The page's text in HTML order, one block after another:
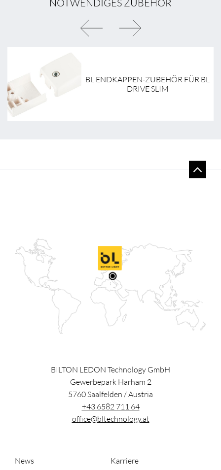
NOTWENDIGES ZUBEHÖR
BL ENDKAPPEN-ZUBEHÖR FÜR BL
DRIVE SLIM
BILTON LEDON Technology GmbH
Gewerbepark Harham 2
5760Saalfelden /Austria
+43 6582 711 64
office@bltechnology.at
News
Karriere